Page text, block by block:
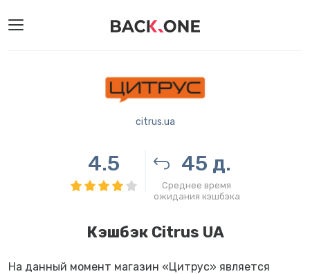
citrus.ua
4.5 45 д.
Среднее время
ожидания кэшбэка
Кэшбэк Citrus UA
На данный момент магазин «Цитрус» является